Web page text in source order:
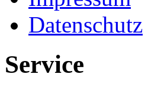
Datenschutz
Service